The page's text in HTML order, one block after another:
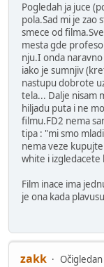
Pogledah ja juce
pola.Sad mi je zao
smece od
mesta gde
nju.I onda naravno
iako je sumnjiv
nastupu dobrote
tela... Dalje nisam
hiljadu puta i ne
filmu.FD2 nema
tipa : "mi smo
nema veze
white i izgledacete
Film inace ima
je ona kada
zakk Očigledan